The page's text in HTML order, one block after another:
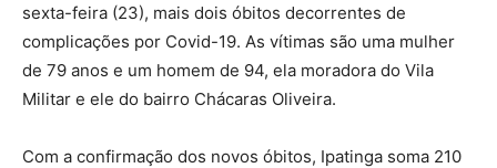
sexta-feira (23), mais dois óbitos decorrentes de
complicações por Covid-19. As vítimas são uma mulher
de 79 anos e um homem de 94, ela moradora do Vila
Militar e ele do bairro Chácaras Oliveira.
Com a confirmação dos novos óbitos, Ipatinga soma 210